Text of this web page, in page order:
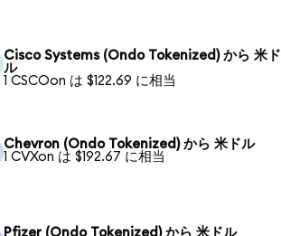
Cisco Systems (Ondo Tokenized) から 米ド
ル
1 CSCOon は $122.69 に相当
Chevron (Ondo Tokenized) から 米ドル
1 CVXon は $192.67 に相当
Pfizer (Ondo Tokenized) から 米ドル